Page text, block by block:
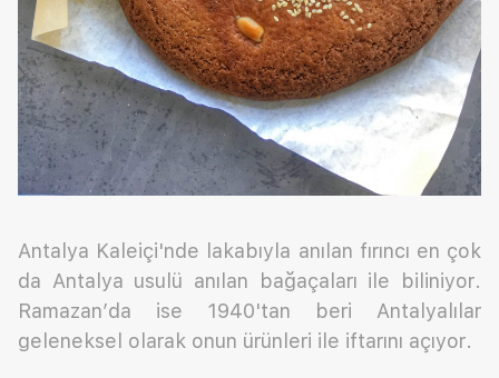
Antalya Kaleiçi'nde lakabıyla anılan fırıncı en çok
da Antalya usulü anılan bağaçaları ile biliniyor.
Ramazan’da ise 1940'tan beri Antalyalılar
geleneksel olarak onun ürünleri ile iftarını açıyor.